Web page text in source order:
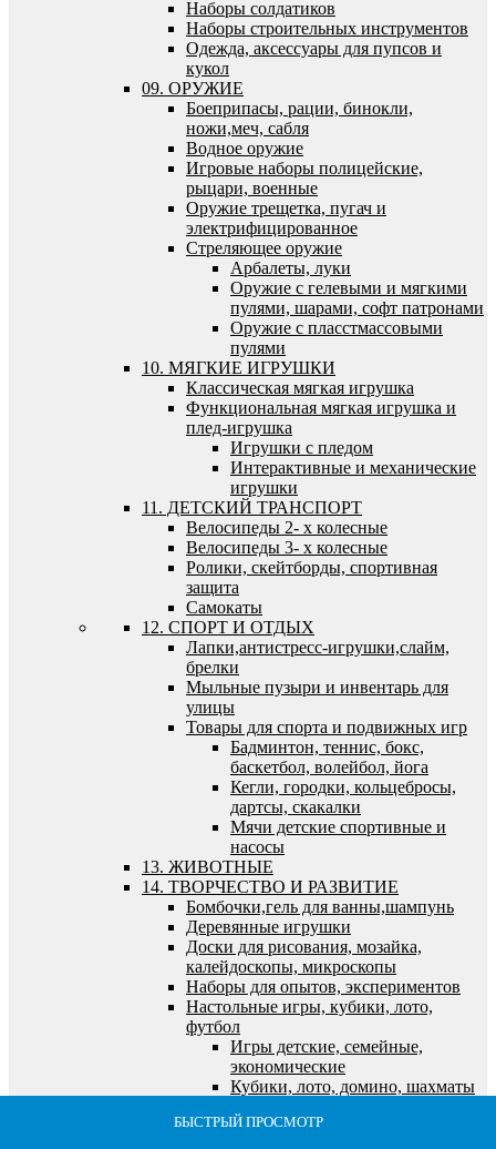
БЫСТРЫЙ ПРОСМОТР
БЫСТРЫЙ ПРОСМОТР
БЫСТРЫЙ ПРОСМОТР
БЫСТРЫЙ ПРОСМОТР
БЫСТРЫЙ ПРОСМОТР
Наборы солдатиков
Наборы строительных инструментов
Одежда, аксессуары для пупсов и
кукол
09. ОРУЖИЕ
Боеприпасы, рации, бинокли,
ножи,меч, сабля
Водное оружие
Игровые наборы полицейские,
рыцари, военные
Оружие трещетка, пугач и
электрифицированное
Стреляющее оружие
Арбалеты, луки
Оружие с гелевыми и мягкими
пулями, шарами, софт патронами
Оружие с пласстмассовыми
пулями
10. МЯГКИЕ ИГРУШКИ
Классическая мягкая игрушка
Функциональная мягкая игрушка и
плед-игрушка
Игрушки с пледом
Интерактивные и механические
игрушки
11. ДЕТСКИЙ ТРАНСПОРТ
Велосипеды 2- х колесные
Велосипеды 3- х колесные
Ролики, скейтборды, спортивная
защита
Самокаты
12. СПОРТ И ОТДЫХ
Лапки,антистресс-игрушки,слайм,
брелки
Мыльные пузыри и инвентарь для
улицы
Товары для спорта и подвижных игр
Бадминтон, теннис, бокс,
баскетбол, волейбол, йога
Кегли, городки, кольцебросы,
дартсы, скакалки
Мячи детские спортивные и
насосы
13. ЖИВОТНЫЕ
14. ТВОРЧЕСТВО И РАЗВИТИЕ
Бомбочки,гель для ванны,шампунь
Деревянные игрушки
Доски для рисования, мозайка,
калейдоскопы, микроскопы
Наборы для опытов, экспериментов
Настольные игры, кубики, лото,
футбол
Игры детские, семейные,
экономические
Кубики, лото, домино, шахматы
Футбол, хоккей, бильярд,